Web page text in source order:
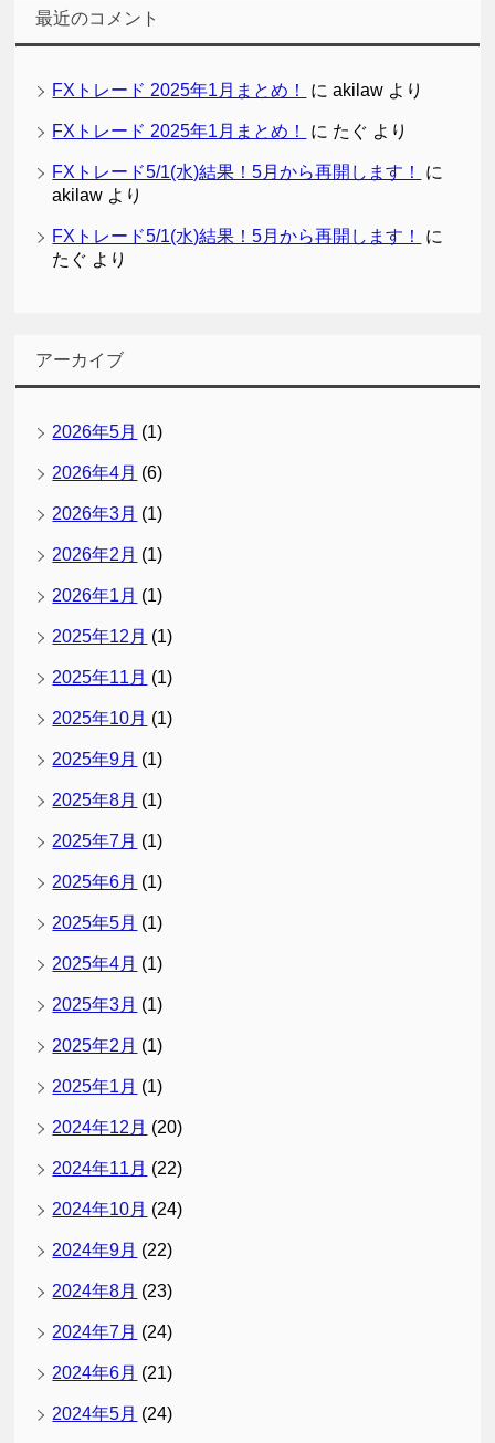
最近のコメント
FXトレード 2025年1月まとめ！ にakilaw より
FXトレード 2025年1月まとめ！ に たぐ より
FXトレード5/1(水)結果！5月から再開します！
に
akilaw より
FXトレード5/1(水)結果！5月から再開します！
に
たぐ より
アーカイブ
2026年5月 (1)
2026年4月 (6)
2026年3月 (1)
2026年2月 (1)
2026年1月 (1)
2025年12月 (1)
2025年11月 (1)
2025年10月 (1)
2025年9月 (1)
2025年8月 (1)
2025年7月 (1)
2025年6月 (1)
2025年5月 (1)
2025年4月 (1)
2025年3月 (1)
2025年2月 (1)
2025年1月 (1)
2024年12月 (20)
2024年11月 (22)
2024年10月 (24)
2024年9月 (22)
2024年8月 (23)
2024年7月 (24)
2024年6月 (21)
2024年5月 (24)